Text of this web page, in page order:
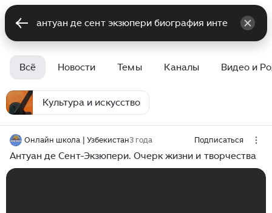
Всё Новости Темы Каналы Видео и
Культура и искусство
Онлайн школа | Узбекистан3 года Подписаться
Антуан де Сент-Экзюпери. Очерк жизни и творчества